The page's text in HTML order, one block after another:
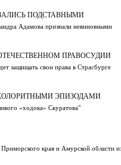
ПОДСТАВНЫМИ
Адамова признали невиновными
ПРАВОСУДИИ
защищать свои права в Страсбурге
ЭПИЗОДАМИ
«ходока» Скуратова"
Приморского края и Амурской области